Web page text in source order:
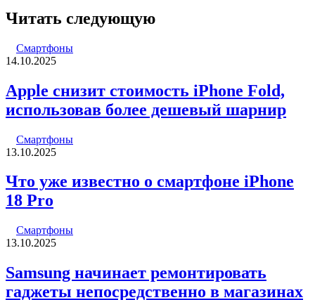
Читать следующую
Смартфоны
14.10.2025
Apple снизит стоимость iPhone Fold,
использовав более дешевый шарнир
Смартфоны
13.10.2025
Что уже известно о смартфоне iPhone
18 Pro
Смартфоны
13.10.2025
Samsung начинает ремонтировать
гаджеты непосредственно в магазинах